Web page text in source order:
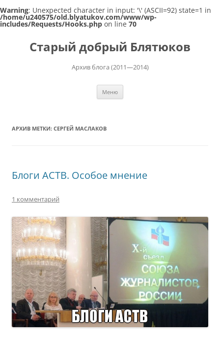
Warning: Unexpected character in input: '\' (ASCII=92) state=1 in
/home/u240575/old.blyatukov.com/www/wp-
includes/Requests/Hooks.php on line 70
содержимому
Старый добрый Блятюков
Архив блога (2011—2014)
Меню
АРХИВ МЕТКИ: СЕРГЕЙ МАСЛАКОВ
Блоги АСТВ. Особое мнение
1 комментарий